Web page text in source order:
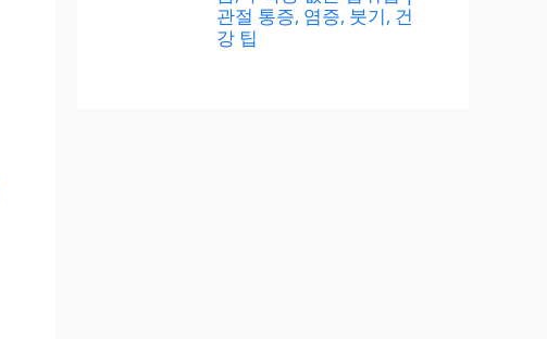
관절 통증, 염증, 붓기, 건